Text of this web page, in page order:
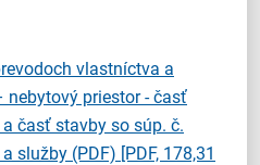
vlastníctva a
priestor - časť
časť stavby so súp. č.
služby (PDF) [PDF, 178,31